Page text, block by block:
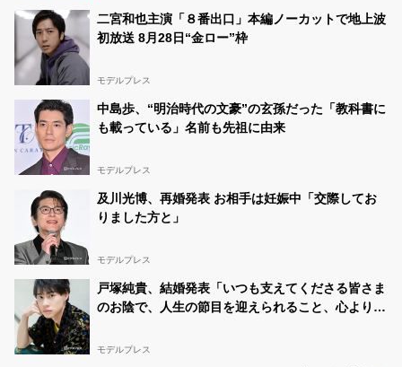
皆さんん！こちらのツイートも1時間に１回ほど出来るの
で是非やってください????‍????❤️‍????この画面をタップ
すると飛べると思うので！簡単に出来ます！
ゆ な @yuna__5010
https://t.co/YEx5LakYKE
ゆ な @yuna__5010
07/10 12:06:40
ゆななさんに投票！
https://t.co/YEx5LakYKE
二宮和也主演「８番出口」本編ノーカットで地上波
初放送 8月28日“金ロー”枠
モデルプレス
中島歩、“明治時代の文豪”の玄孫だった「教科書に
も載っている」名前も先祖に由来
モデルプレス
及川光博、再婚発表 お相手は妊娠中「交際してお
りました方と」
モデルプレス
戸塚純貴、結婚発表「いつも支えてくださる皆さま
のお陰で、人生の節目を迎えられること、心より感
モデルプレス